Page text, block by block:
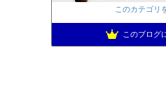
超初心者が投資に挑
このカテゴリ
このブログ